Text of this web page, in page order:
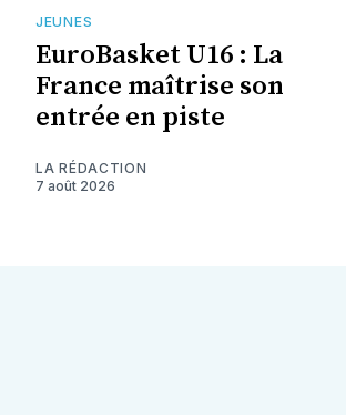
JEUNES
EuroBasket U16 : La
France maîtrise son
entrée en piste
LA RÉDACTION
7 août 2026